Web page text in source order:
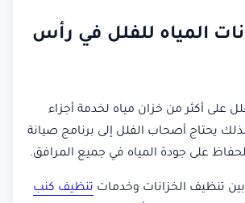
المياه للفلل في رأس
على أكثر من خزان مياه لخدمة أجزاء
لذلك يحتاج أصحاب الفلل إلى برنامج صيانة
على جودة المياه في جميع المرافق.
تنظيف الخزانات وخدمات تنظيف كنب